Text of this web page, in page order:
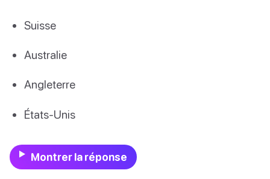
Suisse
Australie
Angleterre
États-Unis
Montrer la réponse